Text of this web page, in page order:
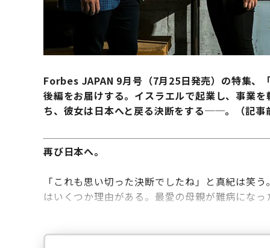
Forbes JAPAN 9月号（7月25日発売）の特集、
後編をお届けする。イスラエルで起業し、事業
ち、彼女は日本へと戻る決断をする──。（記事
再び日本へ。
「これも思い切った決断でしたね」と真紀は笑
はいくつか理由がある。最愛の母親が難病にな